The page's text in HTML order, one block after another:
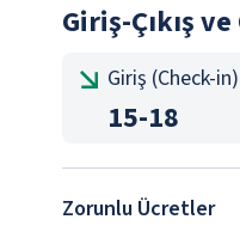
Giriş-Çıkış
Giriş (Check-in)
15-18
Zorunlu Ücretler